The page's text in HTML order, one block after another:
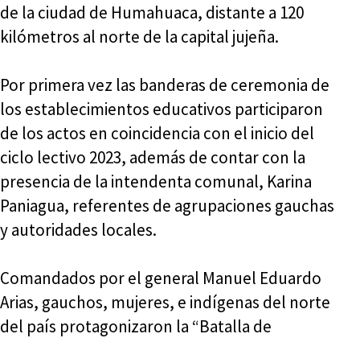
de la ciudad de Humahuaca, distante a 120
kilómetros al norte de la capital jujeña.
Por primera vez las banderas de ceremonia de
los establecimientos educativos participaron
de los actos en coincidencia con el inicio del
ciclo lectivo 2023, además de contar con la
presencia de la intendenta comunal, Karina
Paniagua, referentes de agrupaciones gauchas
y autoridades locales.
Comandados por el general Manuel Eduardo
Arias, gauchos, mujeres, e indígenas del norte
del país protagonizaron la “Batalla de